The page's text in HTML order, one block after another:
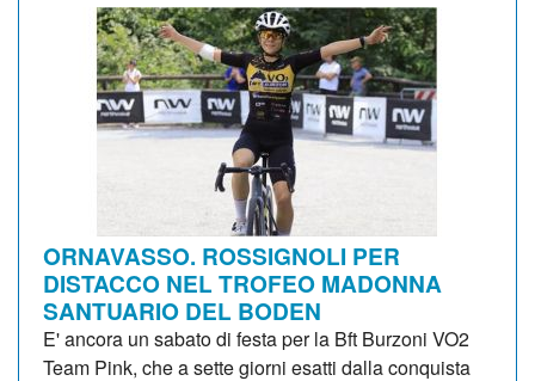
ORNAVASSO. ROSSIGNOLI PER
DISTACCO NEL TROFEO MADONNA
SANTUARIO DEL BODEN
E' ancora un sabato di festa per la Bft Burzoni VO2
Team Pink, che a sette giorni esatti dalla conquista